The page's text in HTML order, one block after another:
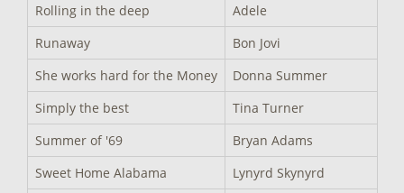
Rolling in the deep
Adele
Runaway
Bon Jovi
She works hard for the Money
Donna Summer
Simply the best
Tina Turner
Summer of '69
Bryan Adams
Sweet Home Alabama
Lynyrd Skynyrd